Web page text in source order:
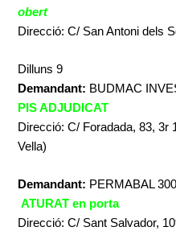
obert
Direcció: C/ San Antoni dels
Dilluns 9
Demandant: BUDMAC
PIS ADJUDICAT
Direcció: C/ Foradada, 83, 3r
Vella)
Demandant: PERMABAL
ATURAT en porta
Direcció: C/ Sant Salvador,